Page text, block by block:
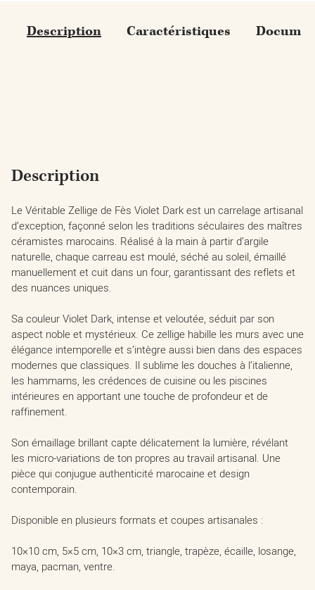
Description Caractéristiques
Description
Le Véritable Zellige de Fès Violet Dark est un carrelage artisanal
d’exception, façonné selon les traditions séculaires des maîtres
céramistes marocains. Réalisé à la main à partir d’argile
naturelle, chaque carreau est moulé, séché au soleil, émaillé
manuellement et cuit dans un four, garantissant des reflets et
des nuances uniques.
Sa couleur Violet Dark, intense et veloutée, séduit par son
aspect noble et mystérieux. Ce zellige habille les murs avec une
élégance intemporelle et s’intègre aussi bien dans des espaces
modernes que classiques. Il sublime les douches à l’italienne,
les hammams, les crédences de cuisine ou les piscines
intérieures en apportant une touche de profondeur et de
raffinement.
Son émaillage brillant capte délicatement la lumière, révélant
les micro-variations de ton propres au travail artisanal. Une
pièce qui conjugue authenticité marocaine et design
contemporain.
Disponible en plusieurs formats et coupes artisanales :
10×10 cm, 5×5 cm, 10×3 cm, triangle, trapèze, écaille, losange,
maya, pacman, ventre.